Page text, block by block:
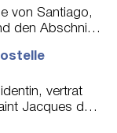
von Santiago,
den Abschnitt,
vertrat
Jacques de